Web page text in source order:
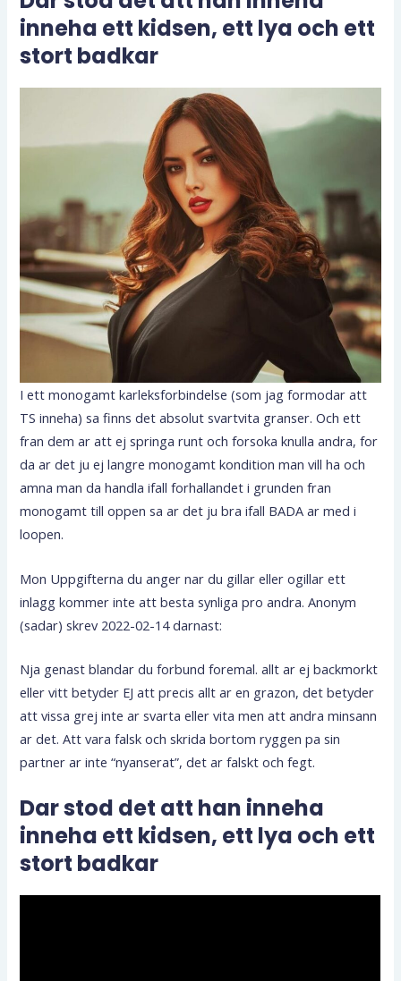
inneha ett kidsen, ett lya och ett
stort badkar
I ett monogamt karleksforbindelse (som jag formodar att
TS inneha) sa finns det absolut svartvita granser. Och ett
fran dem ar att ej springa runt och forsoka knulla andra, for
da ar det ju ej langre monogamt kondition man vill ha och
amna man da handla ifall forhallandet i grunden fran
monogamt till oppen sa ar det ju bra ifall BADA ar med i
loopen.
Mon Uppgifterna du anger nar du gillar eller ogillar ett
inlagg kommer inte att besta synliga pro andra. Anonym
(sadar) skrev 2022-02-14 darnast:
Nja genast blandar du forbund foremal. allt ar ej backmorkt
eller vitt betyder EJ att precis allt ar en grazon, det betyder
att vissa grej inte ar svarta eller vita men att andra minsann
ar det. Att vara falsk och skrida bortom ryggen pa sin
partner ar inte “nyanserat”, det ar falskt och fegt.
Dar stod det att han inneha
inneha ett kidsen, ett lya och ett
stort badkar